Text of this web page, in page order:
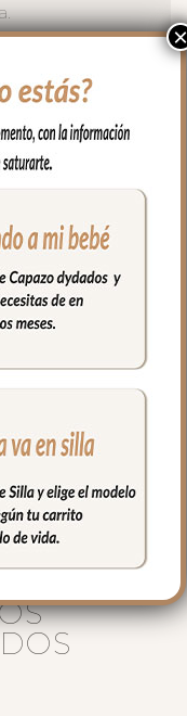
de
lavar
no
bebé,
×